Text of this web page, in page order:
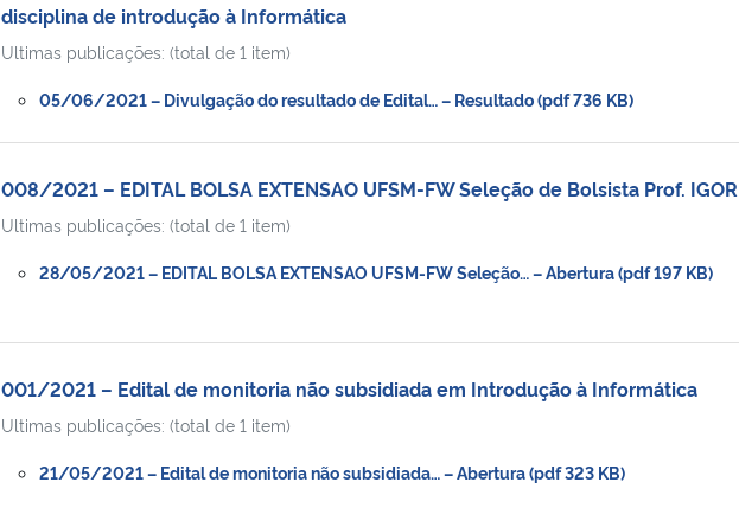
disciplina de introdução à Informática
Ultimas publicações: (total de 1 item)
05/06/2021 – Divulgação do resultado de Edital… – Resultado (pdf 736 KB)
008/2021 – EDITAL BOLSA EXTENSAO UFSM-FW Seleção de Bolsista Prof. IGOR
Ultimas publicações: (total de 1 item)
28/05/2021 – EDITAL BOLSA EXTENSAO UFSM-FW Seleção… – Abertura (pdf 197 KB)
001/2021 – Edital de monitoria não subsidiada em Introdução à Informática
Ultimas publicações: (total de 1 item)
21/05/2021 – Edital de monitoria não subsidiada… – Abertura (pdf 323 KB)